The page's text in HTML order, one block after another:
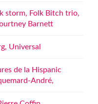
storm, Folk Bitch trio,
Barnett
Universal
de la Hispanic
André,